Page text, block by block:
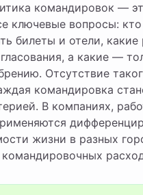
командировок —
ключевые вопросы:
билеты и отели,
а какие —
Отсутствие
командировка
В компаниях,
жизни в разных